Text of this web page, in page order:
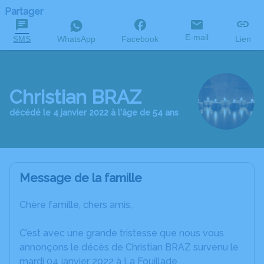
Partager
SMS WhatsApp Facebook E-mail Lien
Christian BRAZ
décédé le 4 janvier 2022 à l'âge de 54 ans
Message de la famille
Chère famille, chers amis,
C’est avec une grande tristesse que nous vous
annonçons le décès de Christian BRAZ survenu le
mardi 04 janvier 2022 à La Fouillade.